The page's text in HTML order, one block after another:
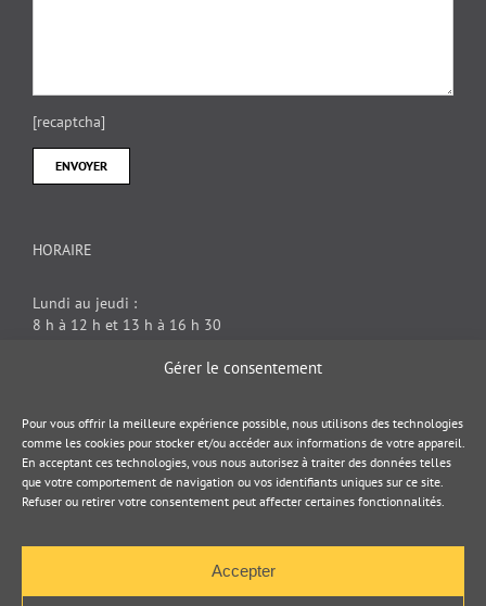
Gérer le consentement
Pour vous offrir la meilleure expérience possible, nous utilisons des technologies
comme les cookies pour stocker et/ou accéder aux informations de votre appareil.
En acceptant ces technologies, vous nous autorisez à traiter des données telles
que votre comportement de navigation ou vos identifiants uniques sur ce site.
Refuser ou retirer votre consentement peut affecter certaines fonctionnalités.
Accepter
[recaptcha]
HORAIRE
Lundi au jeudi :
8 h à 12 h et 13 h à 16 h 30
DOCUMENT JURIDIQUE
Politique de cookies